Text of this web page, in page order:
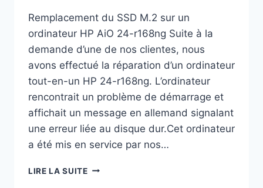
Remplacement du SSD M.2 sur un
ordinateur HP AiO 24-r168ng Suite à la
demande d’une de nos clientes, nous
avons effectué la réparation d’un ordinateur
tout-en-un HP 24-r168ng. L’ordinateur
rencontrait un problème de démarrage et
affichait un message en allemand signalant
une erreur liée au disque dur.Cet ordinateur
a été mis en service par nos…
LIRE LA SUITEREMPLACEMENT